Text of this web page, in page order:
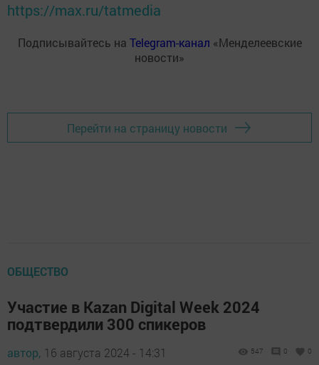
https://max.ru/tatmedia
Подписывайтесь на Telegram-канал «Менделеевские
новости»
Перейти на страницу новости
ОБЩЕСТВО
Участие в Kazan Digital Week 2024
подтвердили 300 спикеров
автор, 16 августа 2024 - 14:31 547 0 0